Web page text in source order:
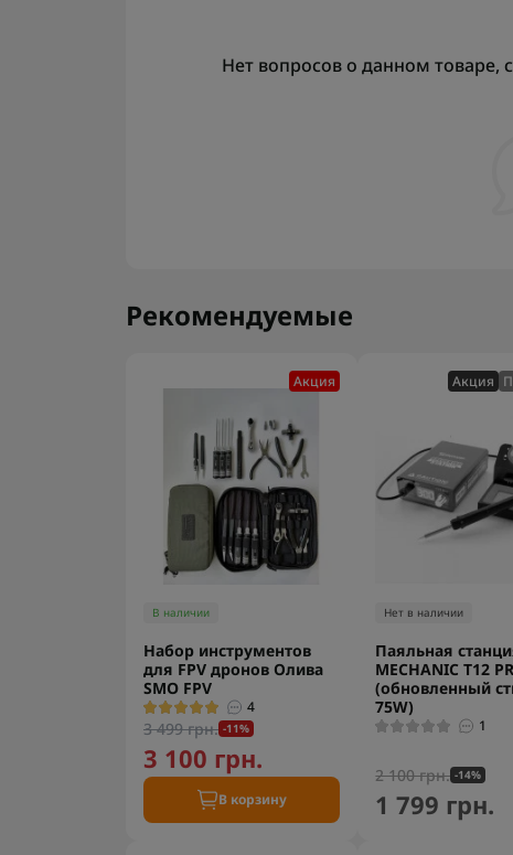
Нет вопросов о данном товаре,
Рекомендуемые
Акция
В наличии
Набор инструментов
для FPV дронов Олива
SMO FPV
4
3 499 грн. -11%
3 100 грн.
В корзину
Акция
Нет в наличии
Паяльная
MECHANIC T12
(обновленный
75W)
1
2 100 грн. -14%
1 799 грн.